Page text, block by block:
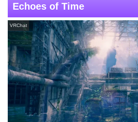
Echoes of Time
VRChat